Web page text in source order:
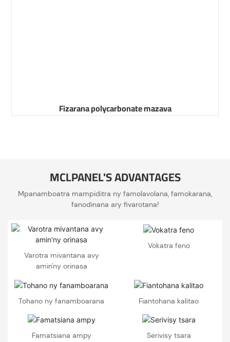
Fizarana polycarbonate mazava
MCLPANEL'S ADVANTAGES
Mpanamboatra mampiditra ny famolavolana, famokarana,
fanodinana ary fivarotana!
Varotra mivantana avy
amin'ny orinasa
Vokatra feno
Tohano ny fanamboarana Fiantohana kalitao
Famatsiana ampy Serivisy tsara